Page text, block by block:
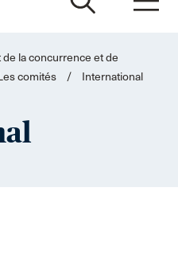
de la concurrence et de
comités / International